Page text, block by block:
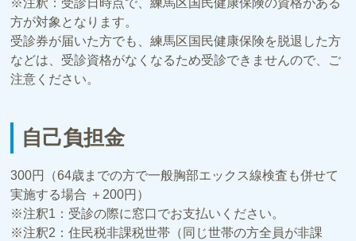
※注釈：受診日時点で、練馬区国民健康保険の資格がある
方が対象となります。
受診券が届いた方でも、練馬区国民健康保険を脱退した方
などは、受診資格がなくなるため受診できませんので、ご
注意ください。
自己負担金
300円（64歳までの方で一般胸部エックス線検査も併せて
実施する場合 ＋200円）
※注釈1：受診の際に窓口でお支払いください。
※注釈2：住民税非課税世帯（同じ世帯の方全員が非課